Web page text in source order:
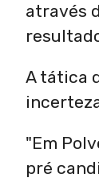
através
A tática
"Em
pré